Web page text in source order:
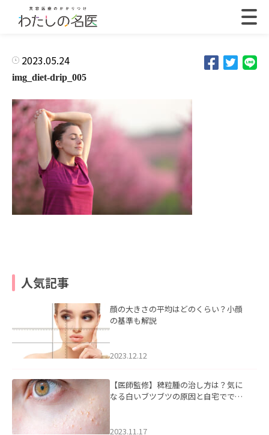
2023.05.24
img_diet-drip_005
人気記事
顔の大きさの平均はどのくらい？小顔
の基準も解説
2023.12.12
【医師監修】稗粒腫の治し方は？気に
なる白いブツブツの原因と自宅ででき
2023.11.17